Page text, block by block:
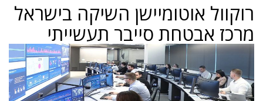
אוטומיישן השיקה בישראל
אבטחת סייבר תעשייתי